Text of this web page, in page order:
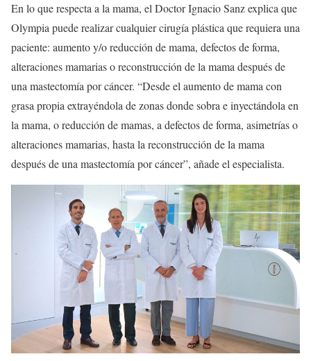
En lo que respecta a la mama, el Doctor Ignacio Sanz explica que
Olympia puede realizar cualquier cirugía plástica que requiera una
paciente: aumento y/o reducción de mama, defectos de forma,
alteraciones mamarias o reconstrucción de la mama después de
una mastectomía por cáncer. “Desde el aumento de mama con
grasa propia extrayéndola de zonas donde sobra e inyectándola en
la mama, o reducción de mamas, a defectos de forma, asimetrías o
alteraciones mamarias, hasta la reconstrucción de la mama
después de una mastectomía por cáncer”, añade el especialista.